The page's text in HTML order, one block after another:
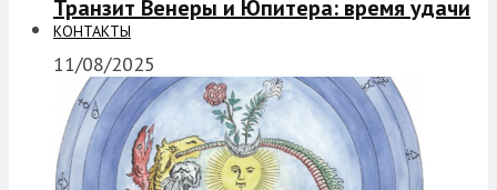
КОНТАКТЫ
Транзит Венеры и Юпитера: время удачи
11/08/2025